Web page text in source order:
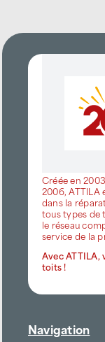
Créée en
2006, ATTILA
dans la
tous types de
le réseau
service de la
Avec ATTILA,
toits !
Navigation